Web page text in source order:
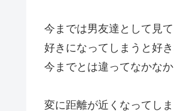
今までは男友達として見て
好きになってしまうと好
今までとは違ってなかな
変に距離が近くなってし